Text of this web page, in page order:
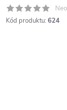
Kód produktu: 624